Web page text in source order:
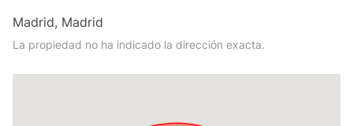
Madrid, Madrid
La propiedad no ha indicado la dirección exacta.